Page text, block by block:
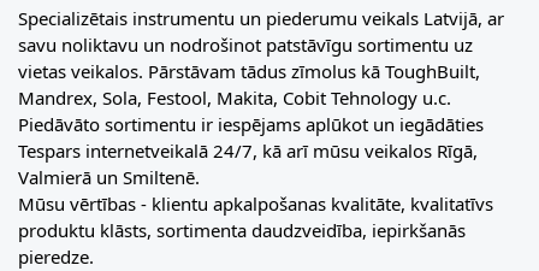
Specializētais instrumentu un piederumu veikals Latvijā, ar
savu noliktavu un nodrošinot patstāvīgu sortimentu uz
vietas veikalos. Pārstāvam tādus zīmolus kā ToughBuilt,
Mandrex, Sola, Festool, Makita, Cobit Tehnology u.c.
Piedāvāto sortimentu ir iespējams aplūkot un iegādāties
Tespars internetveikalā 24/7, kā arī mūsu veikalos Rīgā,
Valmierā un Smiltenē.
Mūsu vērtības - klientu apkalpošanas kvalitāte, kvalitatīvs
produktu klāsts, sortimenta daudzveidība, iepirkšanās
pieredze.